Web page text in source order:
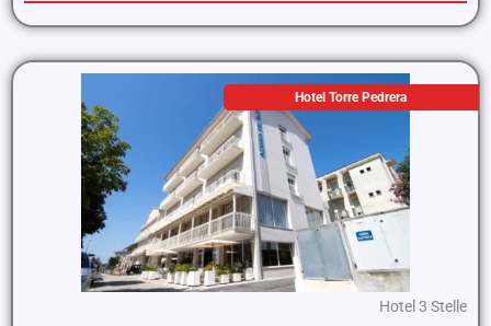
Hotel Torre Pedrera
Hotel 3 Stelle